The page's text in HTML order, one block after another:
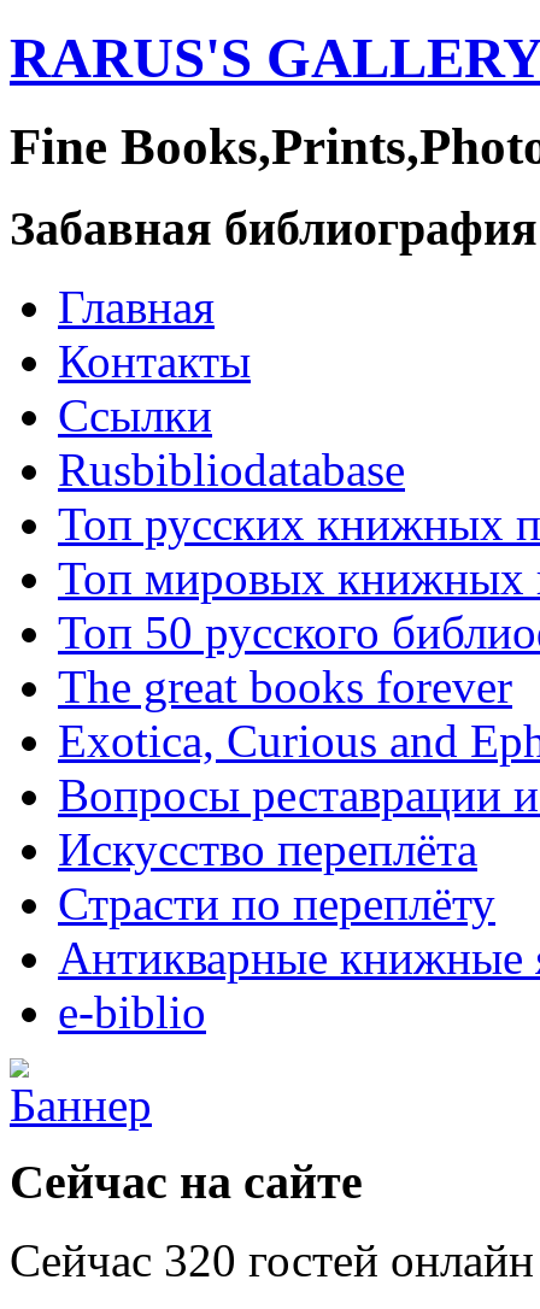
RARUS'S
Fine
Забавная библиография
Главная
Контакты
Ссылки
Rusbibliodatabase
Топ русских книжных
Топ мировых книжных
Топ 50 русского
The great books forever
Exotica, Curious and
Вопросы реставрации
Искусство переплёта
Страсти по переплёту
Антикварные книжные
e-biblio
Сейчас на сайте
Сейчас 320 гостей онлайн